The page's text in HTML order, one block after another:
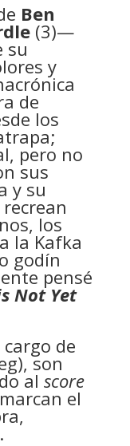
Ben
(3)—
su
y
de
los
pero no
sus
y su
los
la Kafka
godín
pensé
Not Yet
de
), son
al score
el